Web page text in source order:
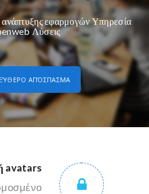
εφαρμογών Υπηρεσία
Λύσεις
ΑΠΌΣΠΑΣΜΑ
avatars